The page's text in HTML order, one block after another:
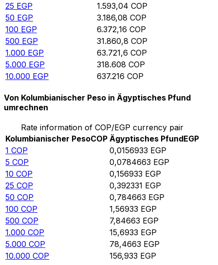
25 EGP 1.593,04 COP
50 EGP 3.186,08 COP
100 EGP 6.372,16 COP
500 EGP 31.860,8 COP
1.000 EGP 63.721,6 COP
5.000 EGP 318.608 COP
10.000 EGP 637.216 COP
Von Kolumbianischer Peso in Ägyptisches Pfund
umrechnen
Rate information of COP/EGP currency pair
Kolumbianischer PesoCOP Ägyptisches PfundEGP
1 COP 0,0156933 EGP
5 COP 0,0784663 EGP
10 COP 0,156933 EGP
25 COP 0,392331 EGP
50 COP 0,784663 EGP
100 COP 1,56933 EGP
500 COP 7,84663 EGP
1.000 COP 15,6933 EGP
5.000 COP 78,4663 EGP
10.000 COP 156,933 EGP